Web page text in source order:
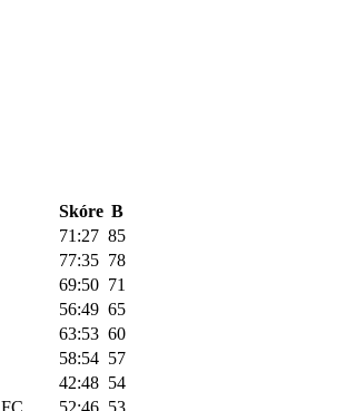
Skóre B
71:27 85
77:35 78
69:50 71
56:49 65
63:53 60
58:54 57
42:48 54
52:46 53